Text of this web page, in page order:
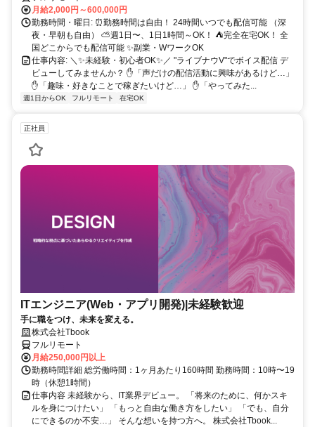
月給2,000円～600,000円
勤務時間・曜日: ⏰勤務時間は自由！ 24時間いつでも配信可能 （深
夜・早朝も自由） ⛅週1日〜、1日1時間～OK！ ⛺完全在宅OK！ 全
国どこからでも配信可能 ✨副業・WワークOK
仕事内容: ＼✨未経験・初心者OK✨／ "ライブナウV"でボイス配信 デ
ビューしてみませんか？ ✋「声だけの配信活動に興味があるけど…」
✋「趣味・好きなことで稼ぎたいけど…」 ✋「やってみた...
週1日からOK フルリモート 在宅OK
正社員
ITエンジニア(Web・アプリ開発)|未経験歓迎
手に職をつけ、未来を変える。
株式会社Tbook
フルリモート
月給250,000円以上
勤務時間詳細 総労働時間：1ヶ月あたり160時間 勤務時間：10時〜19
時（休憩1時間）
仕事内容 未経験から、IT業界デビュー。 「将来のために、何かスキ
ルを身につけたい」 「もっと自由な働き方をしたい」 「でも、自分
にできるのか不安…」 そんな想いを持つ方へ。 株式会社Tbook...